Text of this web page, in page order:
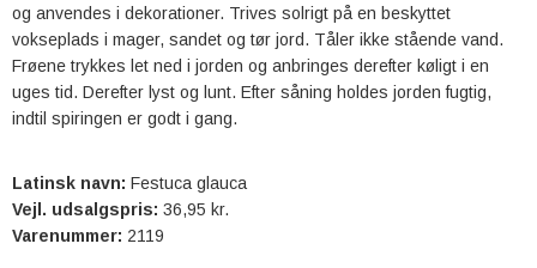
og anvendes i dekorationer. Trives solrigt på en beskyttet
vokseplads i mager, sandet og tør jord. Tåler ikke stående vand.
Frøene trykkes let ned i jorden og anbringes derefter køligt i en
uges tid. Derefter lyst og lunt. Efter såning holdes jorden fugtig,
indtil spiringen er godt i gang.
Latinsk navn: Festuca glauca
Vejl. udsalgspris: 36,95 kr.
Varenummer: 2119